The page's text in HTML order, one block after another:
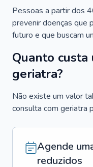
Pessoas a partir dos
prevenir doenças que
futuro e que buscam
Quanto custa
geriatra?
Não existe um valor
consulta com geriatra
Agende
reduzidos